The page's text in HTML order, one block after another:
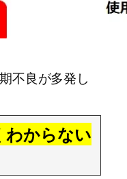
不良が多発し
わからない